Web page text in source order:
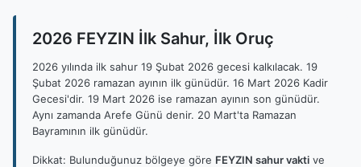
2026 FEYZIN İlk Sahur, İlk Oruç
2026 yılında ilk sahur 19 Şubat 2026 gecesi kalkılacak. 19
Şubat 2026 ramazan ayının ilk günüdür. 16 Mart 2026 Kadir
Gecesi'dir. 19 Mart 2026 ise ramazan ayının son günüdür.
Aynı zamanda Arefe Günü denir. 20 Mart'ta Ramazan
Bayramının ilk günüdür.
Dikkat: Bulunduğunuz bölgeye göre FEYZIN sahur vakti ve